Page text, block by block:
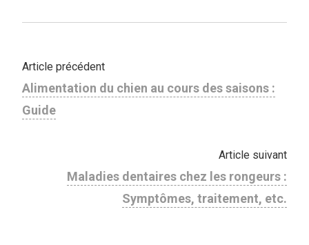
Article précédent
Alimentation du chien au cours des saisons :
Guide
Article suivant
Maladies dentaires chez les rongeurs :
Symptômes, traitement, etc.